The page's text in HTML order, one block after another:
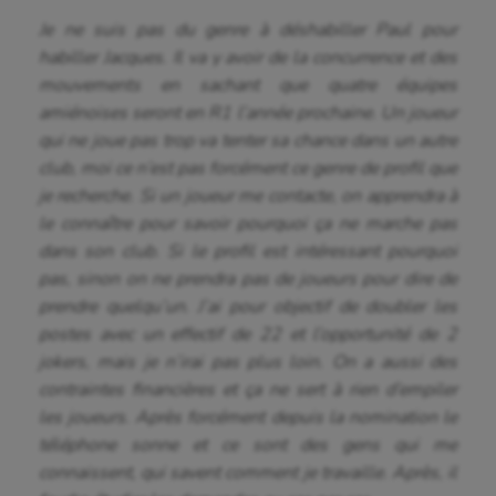
Pétanque
Plongée
Roller-derby
Sarbacane
Sauvetage sportif
Sport adapté
Sport santé
Sport-entreprise
Sport-santé
Je ne suis pas du genre à déshabiller Paul pour
habiller Jacques. Il va y avoir de la concurrence et des
mouvements en sachant que quatre équipes
amiénoises seront en R1 l’année prochaine . Un joueur
qui ne joue pas trop va tenter sa chance dans un autre
club, moi ce n’est pas forcément ce genre de profil que
je recherche. Si un joueur me contacte, on apprendra à
le connaître pour savoir pourquoi ça ne marche pas
dans son club. Si le profil est intéressant pourquoi
pas, sinon on ne prendra pas de joueurs pour dire de
prendre quelqu’un. J’ai pour objectif de doubler les
postes avec un effectif de 22 et l’opportunité de 2
jokers, mais je n’irai pas plus loin. On a aussi des
contraintes financières et ça ne sert à rien d’empiler
les joueurs. Après forcément depuis la nomination le
téléphone sonne et ce sont des gens qui me
connaissent, qui savent comment je travaille. Après, il